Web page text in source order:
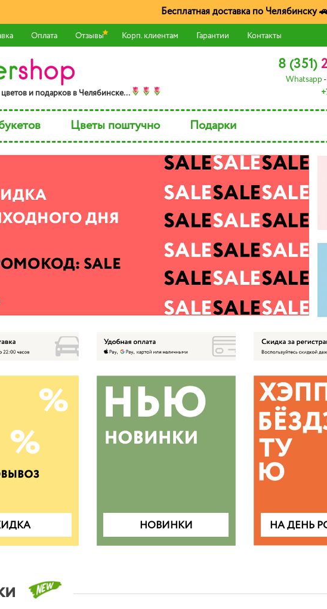
Бесплатная доставка по Челябинску
Оплата Отзывы Корп. клиентам Гарантии Контакты
и пoдaркoв в Чeлябинскe...
8 (351)
Whatsapp-
Цветы поштучно Подарки
НОВИНКИ НА ДЕНЬ